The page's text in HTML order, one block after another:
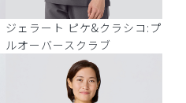
ジェラート ピケ&クラシコ:プ
ルオーバースクラブ